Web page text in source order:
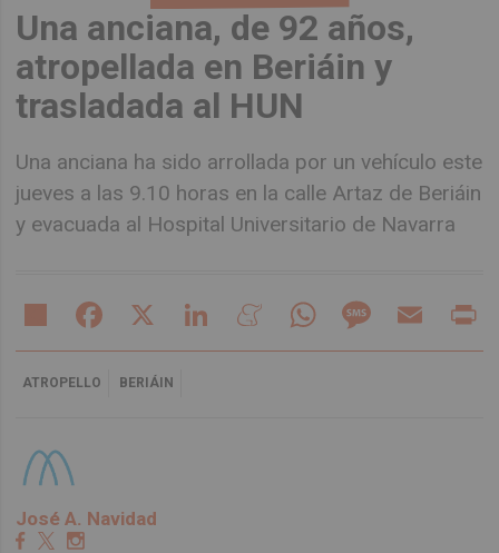
Una anciana, de 92 años,
atropellada en Beriáin y
trasladada al HUN
Una anciana ha sido arrollada por un vehículo este
jueves a las 9.10 horas en la calle Artaz de Beriáin
y evacuada al Hospital Universitario de Navarra
Share Facebook LinkedIn MeneameWhatsAppMessageEmail
ATROPELLO BERIÁIN
José A. Navidad